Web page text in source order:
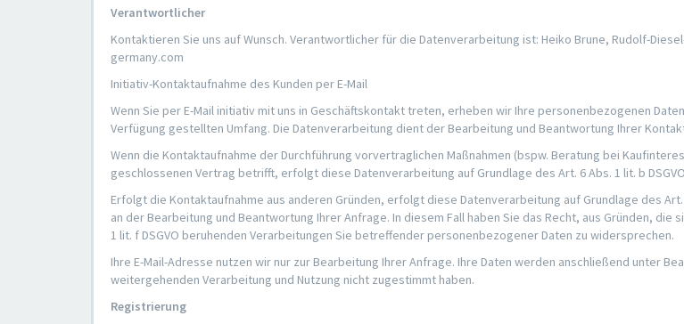
Verantwortlicher
Kontaktieren Sie uns auf Wunsch. Verantwortlicher für die Datenverarbeitung ist: Heiko Brune, Rudolf-
germany.com
Initiativ-Kontaktaufnahme des Kunden per E-Mail
Wenn Sie per E-Mail initiativ mit uns in Geschäftskontakt treten, erheben wir Ihre personenbezogenen
Verfügung gestellten Umfang. Die Datenverarbeitung dient der Bearbeitung und Beantwortung Ihrer
Wenn die Kontaktaufnahme der Durchführung vorvertraglichen Maßnahmen (bspw. Beratung bei
geschlossenen Vertrag betrifft, erfolgt diese Datenverarbeitung auf Grundlage des Art. 6 Abs. 1 lit. b
Erfolgt die Kontaktaufnahme aus anderen Gründen, erfolgt diese Datenverarbeitung auf Grundlage des
an der Bearbeitung und Beantwortung Ihrer Anfrage. In diesem Fall haben Sie das Recht, aus Gründen,
1 lit. f DSGVO beruhenden Verarbeitungen Sie betreffender personenbezogener Daten zu widersprechen.
Ihre E-Mail-Adresse nutzen wir nur zur Bearbeitung Ihrer Anfrage. Ihre Daten werden anschließend unter
weitergehenden Verarbeitung und Nutzung nicht zugestimmt haben.
Registrierung